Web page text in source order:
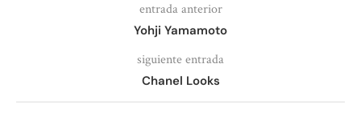
entrada anterior
Yohji Yamamoto
siguiente entrada
Chanel Looks